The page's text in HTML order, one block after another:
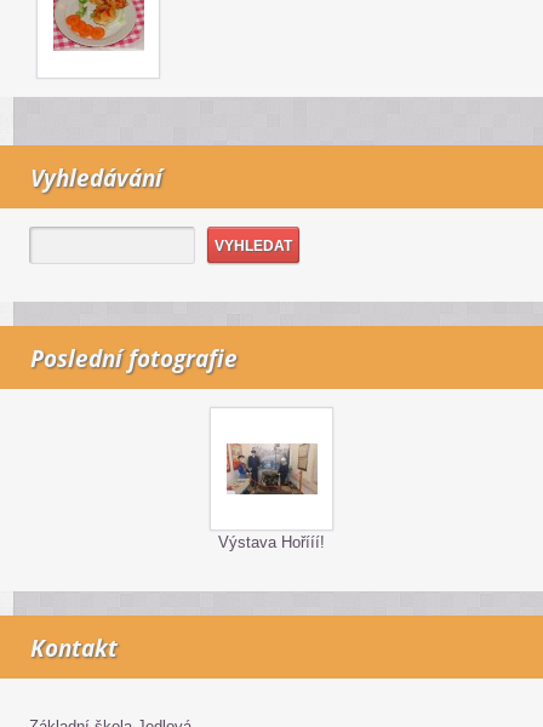
Vyhledávání
Poslední fotografie
Výstava Hořííí!
Kontakt